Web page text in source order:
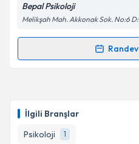
İlgili Branşlar
Psikoloji
1
Kişisel verilerimin
Metni'ni okudum ve
kapsamda
Bepal Psikoloji
Melikşah Mah. Akkonak Sok. No:6
Randevu Takvimi
için bir takvim
bilgilendireceğiz.